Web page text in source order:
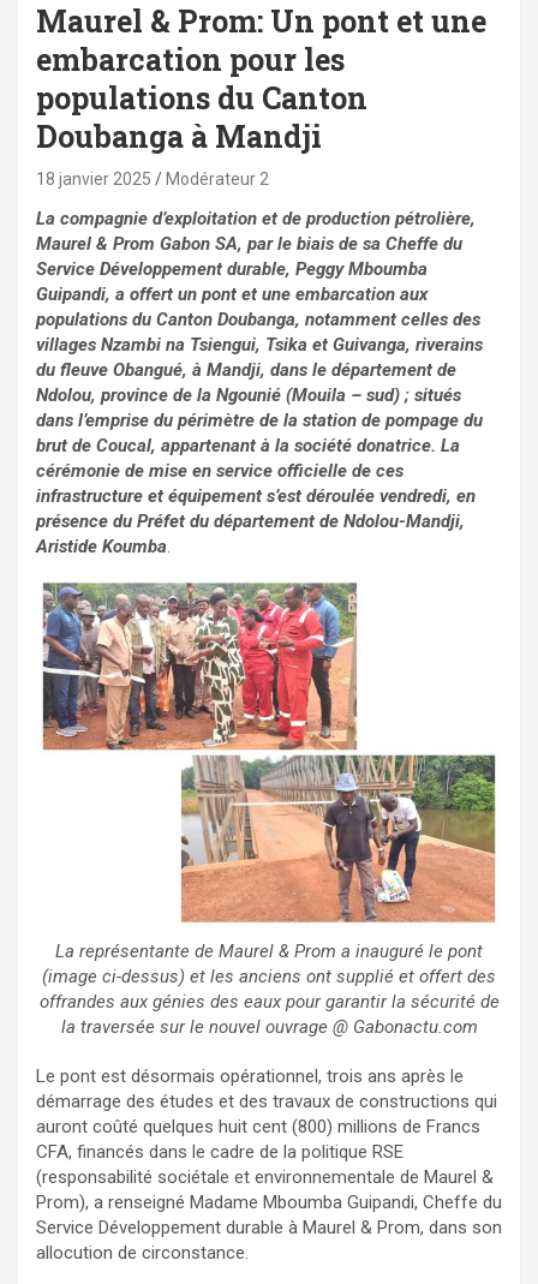
Maurel & Prom: Un pont et une
embarcation pour les
populations du Canton
Doubanga à Mandji
18 janvier 2025 Modérateur 2
La compagnie d’exploitation et de production pétrolière,
Maurel & Prom Gabon SA, par le biais de sa Cheffe du
Service Développement durable, Peggy Mboumba
Guipandi, a offert un pont et une embarcation aux
populations du Canton Doubanga, notamment celles des
villages Nzambi na Tsiengui, Tsika et Guivanga, riverains
du fleuve Obangué, à Mandji, dans le département de
Ndolou, province de la Ngounié (Mouila – sud) ; situés
dans l’emprise du périmètre de la station de pompage du
brut de Coucal, appartenant à la société donatrice. La
cérémonie de mise en service officielle de ces
infrastructure et équipement s’est déroulée vendredi, en
présence du Préfet du département de Ndolou-Mandji,
Aristide Koumba.
La représentante de Maurel & Prom a inauguré le pont
(image ci-dessus) et les anciens ont supplié et offert des
offrandes aux génies des eaux pour garantir la sécurité de
la traversée sur le nouvel ouvrage @ Gabonactu.com
Le pont est désormais opérationnel, trois ans après le
démarrage des études et des travaux de constructions qui
auront coûté quelques huit cent (800) millions de Francs
CFA, financés dans le cadre de la politique RSE
(responsabilité sociétale et environnementale de Maurel &
Prom), a renseigné Madame Mboumba Guipandi, Cheffe du
Service Développement durable à Maurel & Prom, dans son
allocution de circonstance.